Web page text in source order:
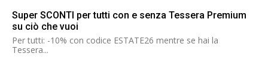
Super SCONTI per tutti con e senza Tessera Premium
su ciò che vuoi
Per tutti: -10% con codice ESTATE26 mentre se hai la
Tessera...